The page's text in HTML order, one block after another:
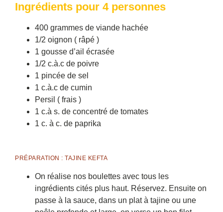
Ingrédients pour 4 personnes
400 grammes de viande hachée
1/2 oignon ( râpé )
1 gousse d’ail écrasée
1/2 c.à.c de poivre
1 pincée de sel
1 c.à.c de cumin
Persil ( frais )
1 c.à s. de concentré de tomates
1 c. à c. de paprika
PRÉPARATION : TAJINE KEFTA
On réalise nos boulettes avec tous les
ingrédients cités plus haut. Réservez. Ensuite on
passe à la sauce, dans un plat à tajine ou une